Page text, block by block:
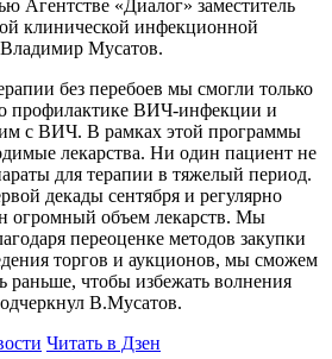
Агентстве «Диалог» заместитель
клинической инфекционной
Мусатов.
без перебоев мы смогли только
профилактике ВИЧ-инфекции и
с ВИЧ. В рамках этой программы
лекарства. Ни один пациент не
для терапии в тяжелый период.
декады сентября и регулярно
огромный объем лекарств. Мы
переоценке методов закупки
торгов и аукционов, мы сможем
раньше, чтобы избежать волнения
В.Мусатов.
Читать в Дзен